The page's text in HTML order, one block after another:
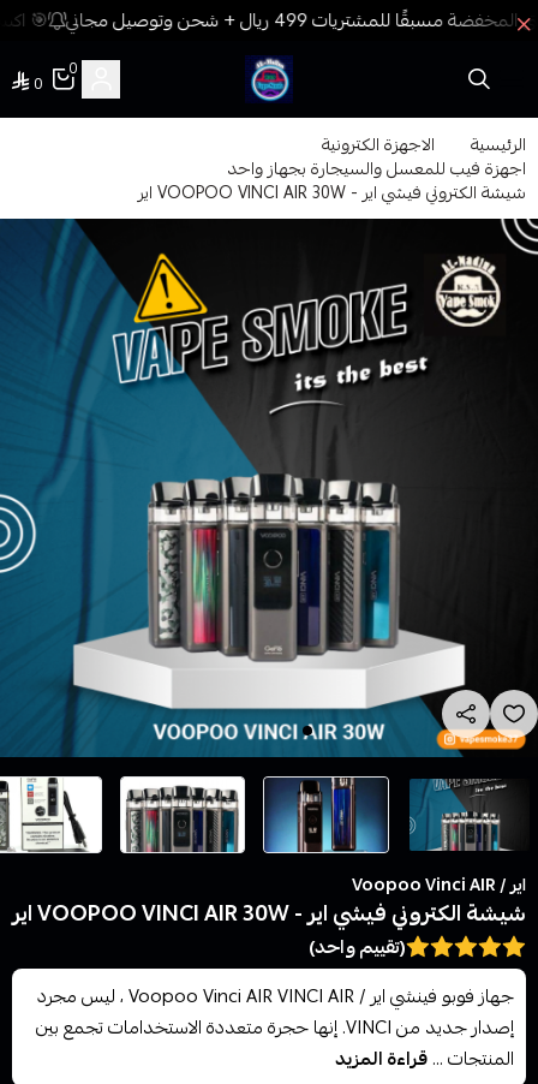
🎯
فيب المدينة
0
0
الرئيسية الاجهزة الكترونية
اجهزة فيب للمعسل والسيجارة بجهاز واحد
شيشة الكتروني فيشي اير - VOOPOO VINCI AIR 30W اير
اير / Voopoo Vinci AIR
شيشة الكتروني فيشي اير - VOOPOO VINCI AIR 30W اير
(تقييم واحد)
جهاز فوبو فينشي اير / Voopoo Vinci AIR VINCI AIR ، ليس مجرد
إصدار جديد من VINCI. إنها حجرة متعددة الاستخدامات تجمع بين
المنتجات ...قراءة المزيد